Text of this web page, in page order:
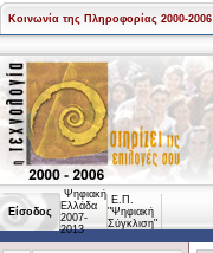
Κοινωνία της Πληροφορίας 2000-2006
Είσοδος
Ψηφιακή
Ελλάδα
2007-
2013
Ε.Π.
"Ψηφιακή
Σύγκλιση"